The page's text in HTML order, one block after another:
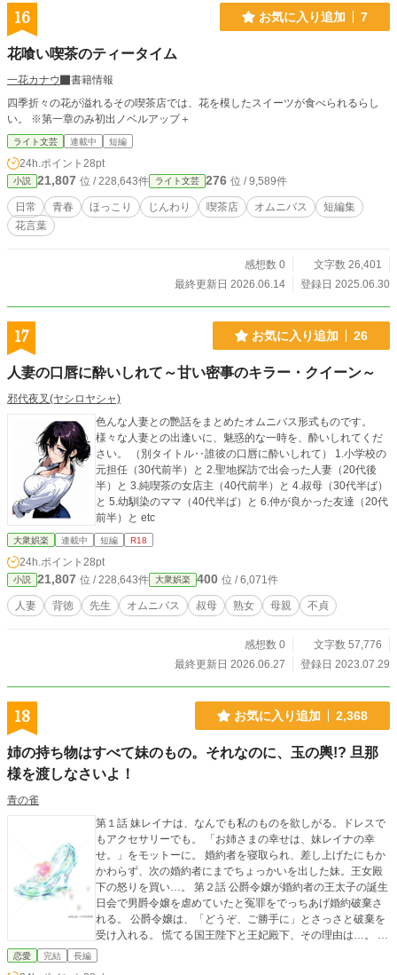
16 お気に入り追加 7
花喰い喫茶のティータイム
一花カナウ
書籍情報
四季折々の花が溢れるその喫茶店では、花を模したスイーツが食べられるらし
い。 ※第一章のみ初出ノベルアップ＋
ライト文芸 連載中 短編
24h.ポイント 28pt
小説 21,807 位 / 228,643件 ライト文芸 276 位 / 9,589件
日常 青春 ほっこり じんわり 喫茶店 オムニバス
短編集
花言葉
感想数 0
文字数 26,401
最終更新日 2026.06.14
登録日 2025.06.30
17 お気に入り追加 26
人妻の口唇に酔いしれて～甘い密事のキラー・クイーン～
邪代夜叉(ヤシロヤシャ)
色んな人妻との艷話をまとめたオムニバス形式ものです。
様々な人妻との出逢いに、魅惑的な一時を、酔いしれてくだ
さい。 （別タイトル‥誰彼の口唇に酔いしれて） 1.小学校の
元担任（30代前半）と 2.聖地探訪で出会った人妻（20代後
半）と 3.純喫茶の女店主（40代前半）と 4.叔母（30代半ば）
と 5.幼馴染のママ（40代半ば）と 6.仲が良かった友達（20代
前半）と etc
大衆娯楽 連載中 短編 R18
24h.ポイント 28pt
小説 21,807 位 / 228,643件 大衆娯楽 400 位 / 6,071件
人妻 背徳 先生 オムニバス 叔母 熟女 母親 不貞
感想数 0
文字数 57,776
最終更新日 2026.06.27
登録日 2023.07.29
18 お気に入り追加 2,368
姉の持ち物はすべて妹のもの。それなのに、玉の輿!? 旦那
様を渡しなさいよ！
青の雀
第１話 妹レイナは、なんでも私のものを欲しがる。ドレスで
もアクセサリーでも。 「お姉さまの幸せは、妹レイナの幸
せ。」をモットーに。 婚約者を寝取られ、差し上げたにもか
かわらず、次の婚約者にまでちょっかいを出した妹。王女殿
下の怒りを買い…。 第２話 公爵令嬢が婚約者の王太子の誕生
日会で男爵令嬢を虐めていたと冤罪をでっちあげ婚約破棄さ
れる。 公爵令嬢は、「どうぞ、ご勝手に」とさっさと破棄を
受け入れる。 慌てる国王陛下と王妃殿下、その理由は…。
セクションの意味がわかりませんか？一般的だと思って
恋愛 完結 長編